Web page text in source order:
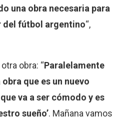
una obra necesaria para
del fútbol argentino“,
obra: “Paralelamente
que es un nuevo
va a ser cómodo y es
sueño’. Mañana vamos